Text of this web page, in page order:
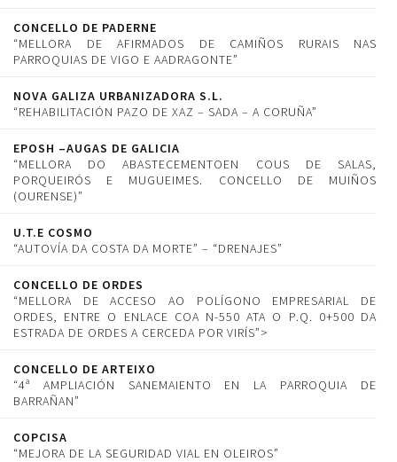
CONCELLO DE PADERNE
“MELLORA DE AFIRMADOS DE CAMIÑOS RURAIS NAS
PARROQUIAS DE VIGO E AADRAGONTE”
NOVA GALIZA URBANIZADORA S.L.
“REHABILITACIÓN PAZO DE XAZ – SADA – A CORUÑA”
EPOSH –AUGAS DE GALICIA
“MELLORA DO ABASTECEMENTOEN COUS DE SALAS,
PORQUEIRÓS E MUGUEIMES. CONCELLO DE MUIÑOS
(OURENSE)”
U.T.E COSMO
“AUTOVÍA DA COSTA DA MORTE” – “DRENAJES”
CONCELLO DE ORDES
“MELLORA DE ACCESO AO POLÍGONO EMPRESARIAL DE
ORDES, ENTRE O ENLACE COA N-550 ATA O P.Q. 0+500 DA
ESTRADA DE ORDES A CERCEDA POR VIRÍS”>
CONCELLO DE ARTEIXO
“4ª AMPLIACIÓN SANEMAIENTO EN LA PARROQUIA DE
BARRAÑAN”
COPCISA
“MEJORA DE LA SEGURIDAD VIAL EN OLEIROS”